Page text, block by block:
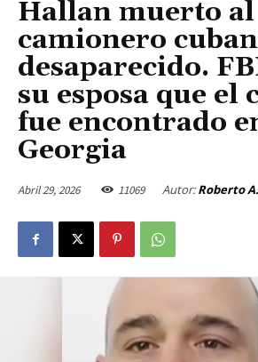
Hallan muerto al
camionero
desaparecido.
su esposa que el
fue encontrado
Georgia
Abril 29, 2026 11069 Autor: Roberto A.